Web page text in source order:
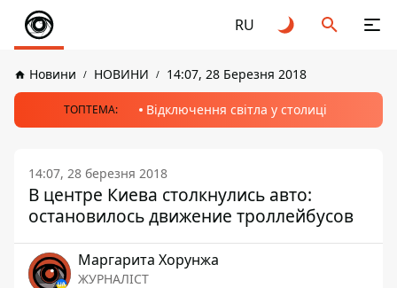
RU
Новини НОВИНИ 14:07, 28 Березня 2018
ТОПТЕМА: Відключення світла у столиці
14:07, 28 березня 2018
В центре Киева столкнулись авто:
остановилось движение троллейбусов
Маргарита Хорунжа
ЖУРНАЛІСТ